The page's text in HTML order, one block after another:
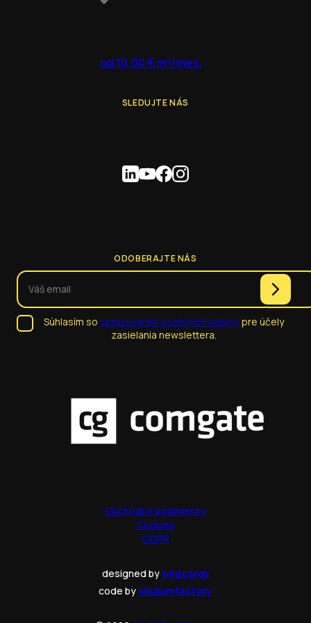
od 10,00 € m²/mes.
SLEDUJTE NÁS
ODOBERAJTE NÁS
Súhlasím so spracúvaním osobných údajovpre účely
zasielania newslettera.
Obchodné podmienky
Cookies
GDPR
designed bywildcards
code bywisdomfactory